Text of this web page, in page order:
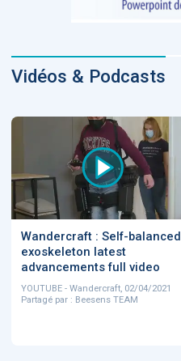
Vidéos & Podcasts
Wandercraft : Self-balanced
exoskeleton latest
advancements full video
YOUTUBE - Wandercraft, 02/04/2021
Partagé par : Beesens TEAM